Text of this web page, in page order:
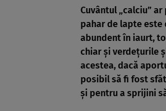
Cuvântul „calciu”
pahar de lapte este
abundent în iaurt,
chiar și verdețurile
acestea, dacă
posibil să fi fost
și pentru a sprijini